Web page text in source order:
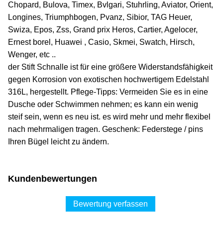
Chopard, Bulova, Timex, Bvlgari, Stuhrling, Aviator, Orient,
Longines, Triumphbogen, Pvanz, Sibior, TAG Heuer,
Swiza, Epos, Zss, Grand prix Heros, Cartier, Agelocer,
Ernest borel, Huawei , Casio, Skmei, Swatch, Hirsch,
Wenger, etc ..
der Stift Schnalle ist für eine größere Widerstandsfähigkeit
gegen Korrosion von exotischen hochwertigem Edelstahl
316L, hergestellt. Pflege-Tipps: Vermeiden Sie es in eine
Dusche oder Schwimmen nehmen; es kann ein wenig
steif sein, wenn es neu ist. es wird mehr und mehr flexibel
nach mehrmaligen tragen. Geschenk: Federstege / pins
Ihren Bügel leicht zu ändern.
Kundenbewertungen
Bewertung verfassen